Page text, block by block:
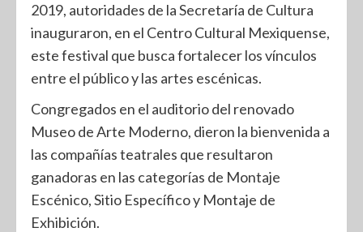
2019, autoridades de la Secretaría de Cultura
inauguraron, en el Centro Cultural Mexiquense,
este festival que busca fortalecer los vínculos
entre el público y las artes escénicas.
Congregados en el auditorio del renovado
Museo de Arte Moderno, dieron la bienvenida a
las compañías teatrales que resultaron
ganadoras en las categorías de Montaje
Escénico, Sitio Específico y Montaje de
Exhibición.